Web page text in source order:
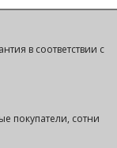
в соответствии с
покупатели, сотни